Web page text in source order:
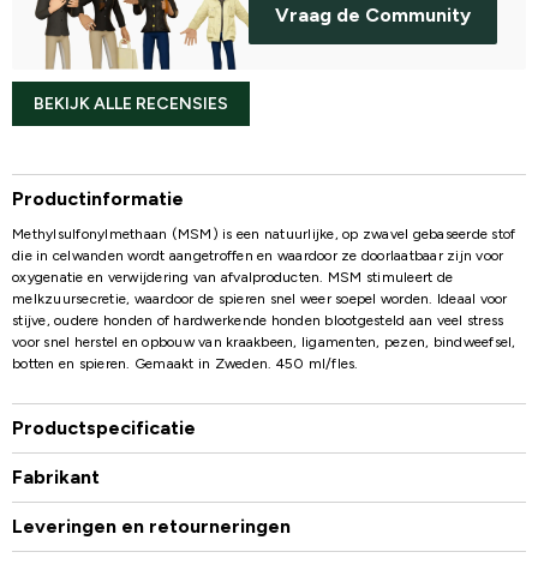
Vraag de Community
BEKIJK ALLE RECENSIES
Productinformatie
Methylsulfonylmethaan (MSM) is een natuurlijke, op zwavel gebaseerde stof
die in celwanden wordt aangetroffen en waardoor ze doorlaatbaar zijn voor
oxygenatie en verwijdering van afvalproducten. MSM stimuleert de
melkzuursecretie, waardoor de spieren snel weer soepel worden. Ideaal voor
stijve, oudere honden of hardwerkende honden blootgesteld aan veel stress
voor snel herstel en opbouw van kraakbeen, ligamenten, pezen, bindweefsel,
botten en spieren. Gemaakt in Zweden. 450 ml/fles.
Productspecificatie
Fabrikant
Leveringen en retourneringen